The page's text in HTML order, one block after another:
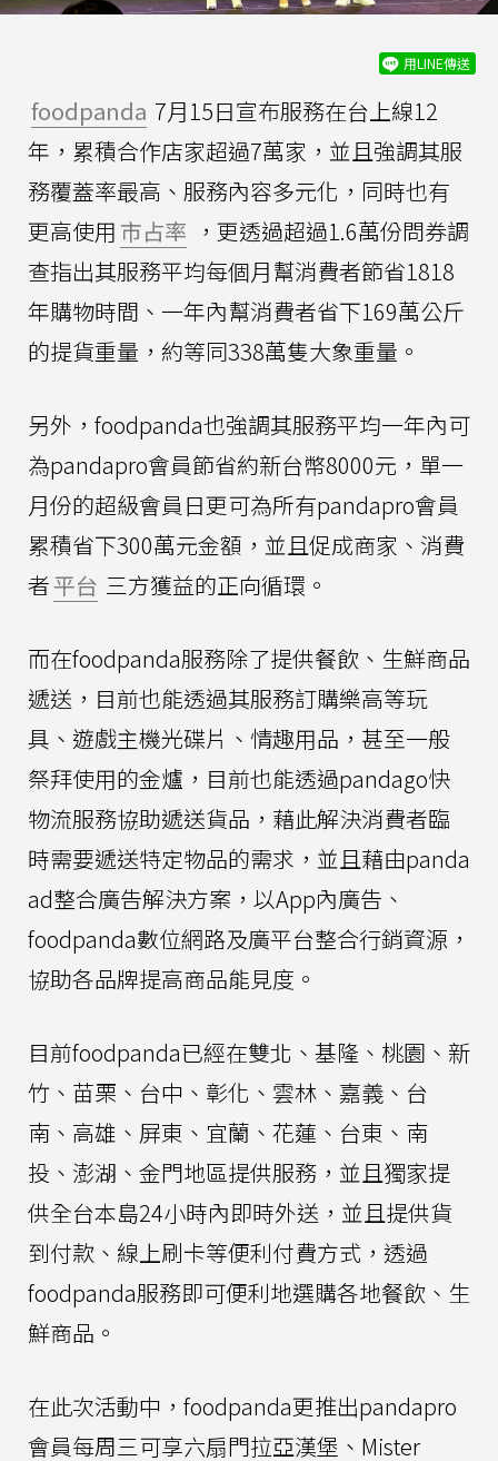
用LINE傳送
foodpanda 7月15日宣布服務在台上線12
年，累積合作店家超過7萬家，並且強調其服
務覆蓋率最高、服務內容多元化，同時也有
更高使用 市占率 ，更透過超過1.6萬份問券調
查指出其服務平均每個月幫消費者節省1818
年購物時間、一年內幫消費者省下169萬公斤
的提貨重量，約等同338萬隻大象重量。
另外，foodpanda也強調其服務平均一年內可
為pandapro會員節省約新台幣8000元，單一
月份的超級會員日更可為所有pandapro會員
累積省下300萬元金額，並且促成商家、消費
者平台 三方獲益的正向循環。
而在foodpanda服務除了提供餐飲、生鮮商品
遞送，目前也能透過其服務訂購樂高等玩
具、遊戲主機光碟片、情趣用品，甚至一般
祭拜使用的金爐，目前也能透過pandago快
物流服務協助遞送貨品，藉此解決消費者臨
時需要遞送特定物品的需求，並且藉由panda
ad整合廣告解決方案，以App內廣告、
foodpanda數位網路及廣平台整合行銷資源，
協助各品牌提高商品能見度。
目前foodpanda已經在雙北、基隆、桃園、新
竹、苗栗、台中、彰化、雲林、嘉義、台
南、高雄、屏東、宜蘭、花蓮、台東、南
投、澎湖、金門地區提供服務，並且獨家提
供全台本島24小時內即時外送，並且提供貨
到付款、線上刷卡等便利付費方式，透過
foodpanda服務即可便利地選購各地餐飲、生
鮮商品。
在此次活動中，foodpanda更推出pandapro
會員每周三可享六扇門拉亞漢堡、Mister